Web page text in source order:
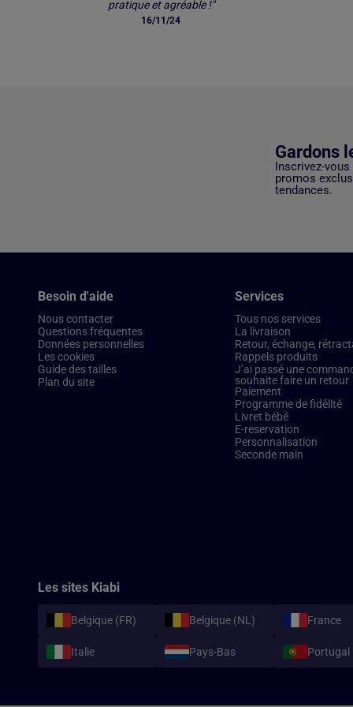
pratique et agréable !"
16/11/24
Gardons
Inscrivez-
promos
tendances.
Besoin d'aide
Nous contacter
Questions fréquentes
Données personnelles
Les cookies
Guide des tailles
Plan du site
Services
Tous nos services
La livraison
Retour, échange,
Rappels produits
J’ai passé une
souhaite faire un retour
Paiement
Programme de fidélité
Livret bébé
E-reservation
Personnalisation
Seconde main
Les sites Kiabi
Belgique (FR) Belgique (NL) France
Italie Pays-Bas Portugal